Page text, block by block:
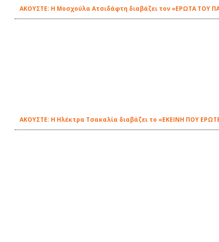
ΑΚΟΥΣΤΕ: Η Μοσχούλα Ατσιδάφτη διαβάζει τον «ΕΡΩΤΑ ΤΟΥ
ΑΚΟΥΣΤΕ: Η Ηλέκτρα Τσακαλία διαβάζει το «ΕΚΕΙΝΗ ΠΟΥ